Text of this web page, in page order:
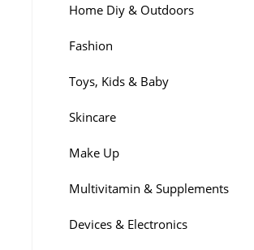
Home Diy & Outdoors
Fashion
Toys, Kids & Baby
Skincare
Make Up
Multivitamin & Supplements
Devices & Electronics